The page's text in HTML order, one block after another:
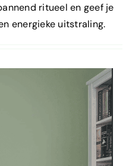
ritueel en geef je
energieke uitstraling.